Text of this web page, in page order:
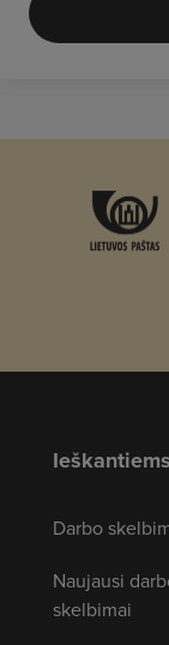
Darbo
Naujausi
skelbimai